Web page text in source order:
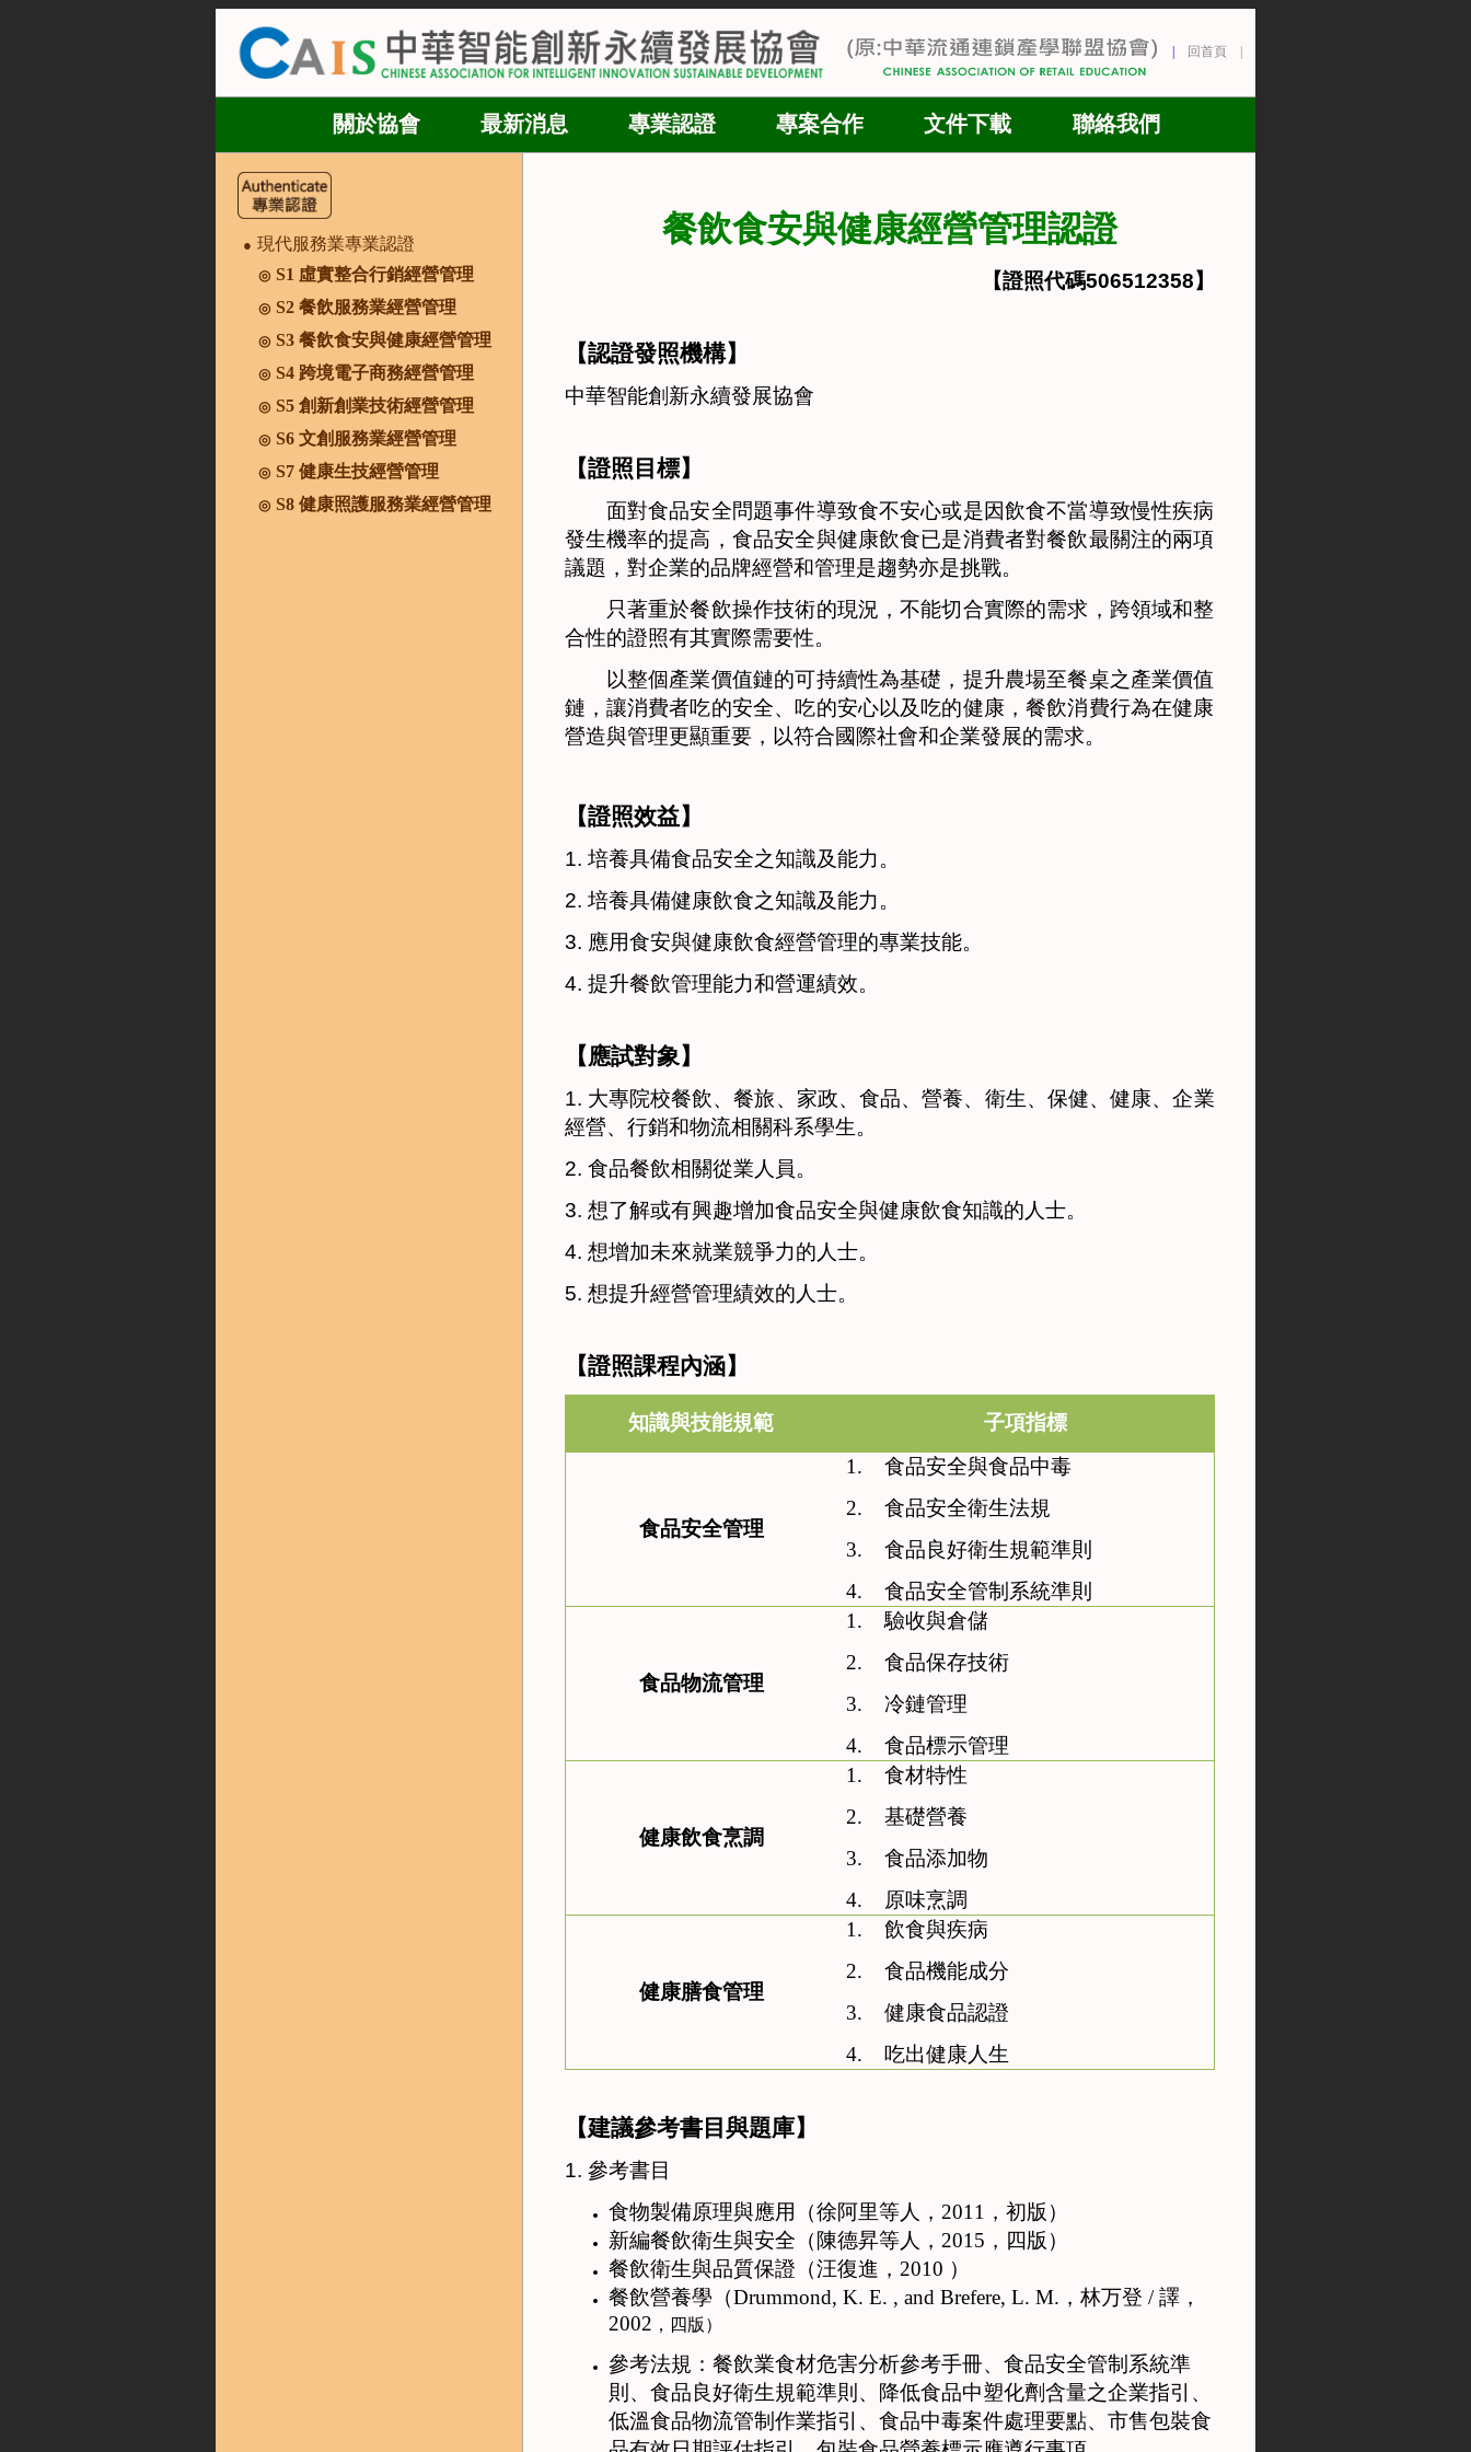
● 現代服務業專業認證
◎ S1 虛實整合行銷經營管理
◎ S2 餐飲服務業經營管理
◎ S3 餐飲食安與健康經營管理
◎ S4 跨境電子商務經營管理
◎ S5 創新創業技術經營管理
◎ S6 文創服務業經營管理
◎ S7 健康生技經營管理
◎ S8 健康照護服務業經營管理
回首頁 |
關於協會 最新消息 專業認證 專案合作 文件下載 聯絡我們
餐飲食安與健康經營管理認證
【證照代碼506512358】
【認證發照機構】
中華智能創新永續發展協會
【證照目標】
面對食品安全問題事件導致食不安心或是因飲食不當導致慢性疾病
發生機率的提高，食品安全與健康飲食已是消費者對餐飲最關注的兩項
議題，對企業的品牌經營和管理是趨勢亦是挑戰。
只著重於餐飲操作技術的現況，不能切合實際的需求，跨領域和整
合性的證照有其實際需要性。
以整個產業價值鏈的可持續性為基礎，提升農場至餐桌之產業價值
鏈，讓消費者吃的安全、吃的安心以及吃的健康，餐飲消費行為在健康
營造與管理更顯重要，以符合國際社會和企業發展的需求。
【證照效益】
1. 培養具備食品安全之知識及能力。
2. 培養具備健康飲食之知識及能力。
3. 應用食安與健康飲食經營管理的專業技能。
4. 提升餐飲管理能力和營運績效。
【應試對象】
1. 大專院校餐飲、餐旅、家政、食品、營養、衛生、保健、健康、企業
經營、行銷和物流相關科系學生。
2. 食品餐飲相關從業人員。
3. 想了解或有興趣增加食品安全與健康飲食知識的人士。
4. 想增加未來就業競爭力的人士。
5. 想提升經營管理績效的人士。
【證照課程內涵】
知識與技能規範 子項指標
食品安全管理
1. 食品安全與食品中毒
2. 食品安全衛生法規
3. 食品良好衛生規範準則
4. 食品安全管制系統準則
食品物流管理
1. 驗收與倉儲
2. 食品保存技術
3. 冷鏈管理
4. 食品標示管理
健康飲食烹調
1. 食材特性
2. 基礎營養
3. 食品添加物
4.
原味烹調
健康膳食管理
1. 飲食與疾病
2. 食品機能成分
3. 健康食品認證
4.
吃出健康人生
【建議參考書目與題庫】
1. 參考書目
食物製備原理與應用（徐阿里等人， 2011 ，初版）
新編餐飲衛生與安全（陳德昇等人， 2015 ，四版）
餐飲衛生與品質保證（汪復進， 2010 ）
餐飲營養學（Drummond, K. E. , and Brefere, L. M. ，林万登 /譯，
2002 ，四版）
參考法規：餐飲業食材危害分析參考手冊、食品安全管制系統準
則、食品良好衛生規範準則、降低食品中塑化劑含量之企業指引、
低溫食品物流管制作業指引、食品中毒案件處理要點、市售包裝食